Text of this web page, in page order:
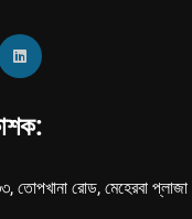
তোপখানা রোড, মেহেরবা